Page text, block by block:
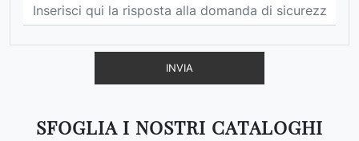
SFOGLIA I NOSTRI CATALOGHI
INVIA